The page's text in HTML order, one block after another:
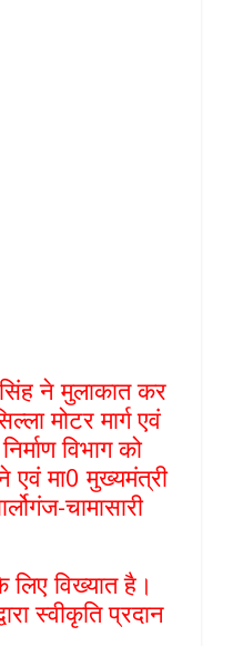
ने मुलाकात कर
मोटर मार्ग एवं
विभाग को
एवं मा0 मुख्यमंत्री
चामासारी
लिए विख्यात है।
स्वीकृति प्रदान